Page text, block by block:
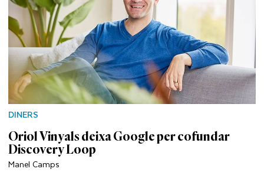
DINERS
Oriol Vinyals deixa Google per cofundar
Discovery Loop
Manel Camps